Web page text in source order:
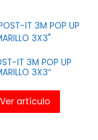
IT 3M POP UP
3X3″
Ver artículo